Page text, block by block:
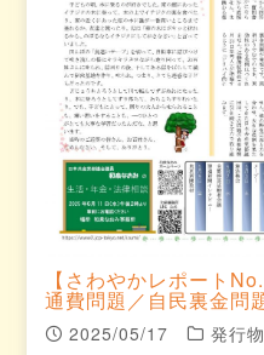
【さわやかレポート
通費問題／自民裏金問
2025/05/17
発行